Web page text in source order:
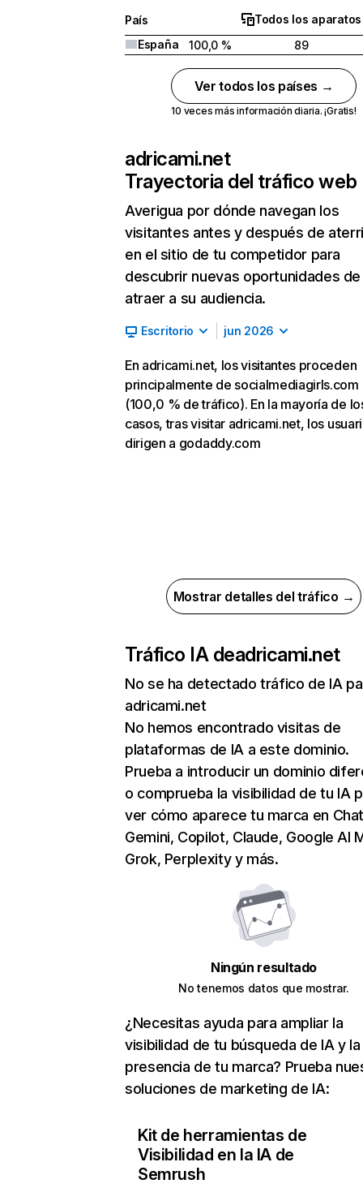
País
Todos los aparatos
España
100,0 % 89
Ver todos los países →
10 veces más información diaria. ¡Gratis!
adricami.net
Trayectoria del tráfico web
Averigua por dónde navegan los
visitantes antes y después de
en el sitio de tu competidor para
descubrir nuevas oportunidades de
atraer a su audiencia.
Escritorio jun 2026
En adricami.net, los visitantes proceden
principalmente de socialmediagirls.com
(100,0 % de tráfico). En la mayoría de
casos, tras visitar adricami.net, los
dirigen a godaddy.com
Mostrar detalles del tráfico →
Tráfico IA deadricami.net
No se ha detectado tráfico de IA
adricami.net
No hemos encontrado visitas de
plataformas de IA a este dominio.
Prueba a introducir un dominio
o comprueba la visibilidad de tu IA
ver cómo aparece tu marca en
Gemini, Copilot, Claude, Google AI
Grok, Perplexity y más.
Ningún resultado
No tenemos datos que mostrar.
¿Necesitas ayuda para ampliar la
visibilidad de tu búsqueda de IA y la
presencia de tu marca? Prueba
soluciones de marketing de IA:
Kit de herramientas de
Visibilidad en la IA de
Semrush